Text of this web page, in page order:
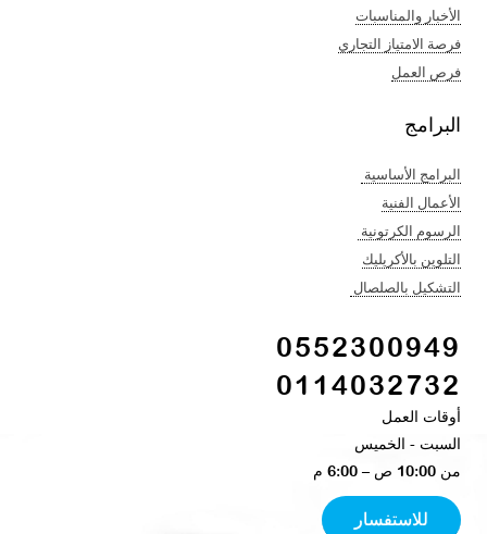
الأخبار والمناسبات
فرصة الامتياز التجاري
فرص العمل
البرامج
البرامج الأساسية
الأعمال الفنية​
الرسوم الكرتونية ​
التلوين بالأكريليك​
التشكيل بالصلصال ​
0552300949
0114032732
أوقات العمل
السبت - الخميس​
من 10:00 ص – 6:00 م ​
للاستفسار